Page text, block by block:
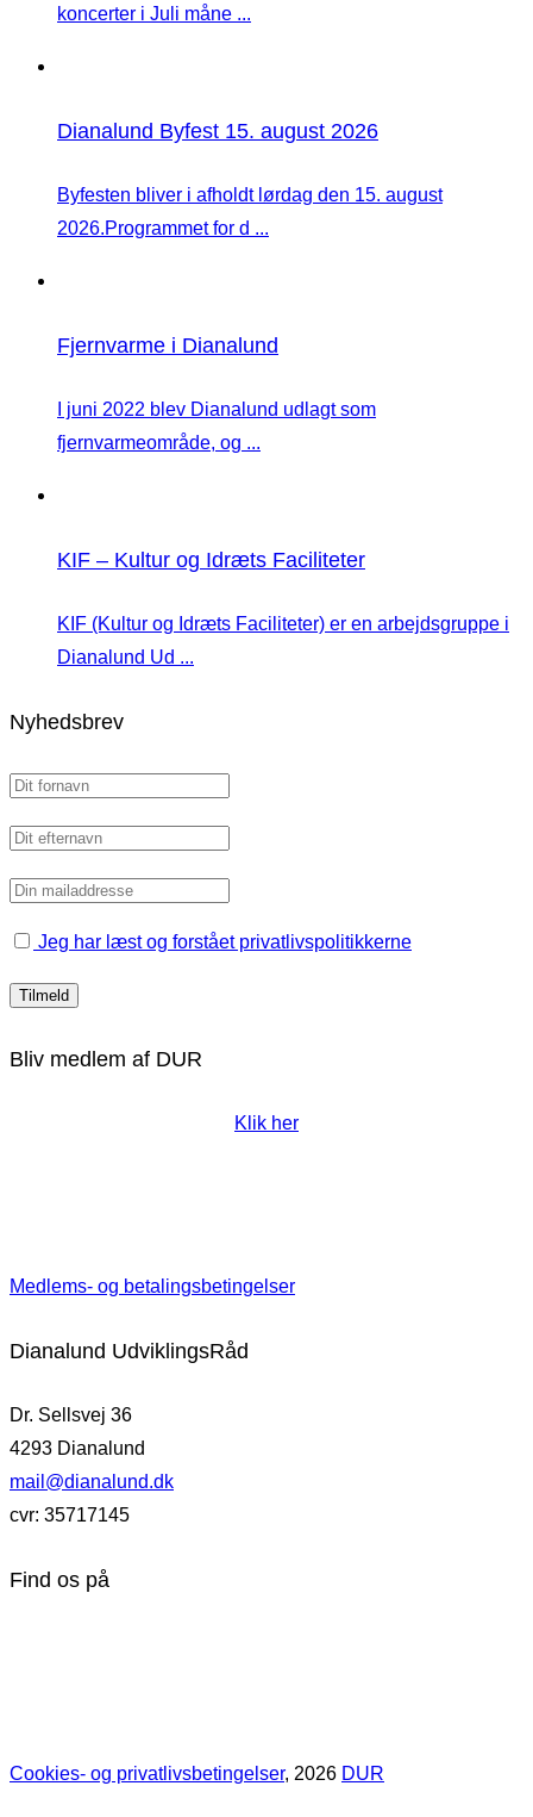
koncerter i Juli måne ...
Dianalund Byfest 15. august 2026
Byfesten bliver i afholdt lørdag den 15. august
2026.Programmet for d ...
Fjernvarme i Dianalund
I juni 2022 blev Dianalund udlagt som
fjernvarmeområde, og ...
KIF – Kultur og Idræts Faciliteter
KIF (Kultur og Idræts Faciliteter) er en arbejdsgruppe i
Dianalund Ud ...
Nyhedsbrev
Jeg har læst og forstået privatlivspolitikkerne
Bliv medlem af DUR
Klik her
Medlems- og betalingsbetingelser
Dianalund UdviklingsRåd
Dr. Sellsvej 36
4293 Dianalund
mail@dianalund.dk
cvr: 35717145
Find os på
Cookies- og privatlivsbetingelser, 2026 DUR